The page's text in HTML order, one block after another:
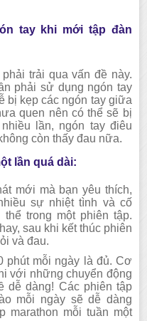
tay khi mới tập đàn
trải qua vấn đề này.
phải sử dụng ngón tay
bị kẹp các ngón tay giữa
quen nên có thể sẽ bị
lần, ngón tay điêu
còn thấy đau nữa.
lần quá dài:
mới mà bạn yêu thích,
sự nhiệt tình và cố
trong một phiên tập.
sau khi kết thúc phiên
và đau.
phút mỗi ngày là đủ. Cơ
với những chuyển động
dễ dàng! Các phiên tập
mỗi ngày sẽ dễ dàng
marathon mỗi tuần một